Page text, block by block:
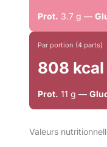
Prot. 3.7 g —
Par portion (4 parts)
808 kcal
Prot. 11 g —
Valeurs